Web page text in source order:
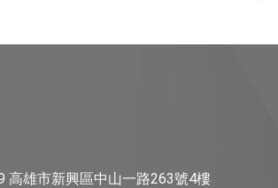
高雄市新興區中山一路263號4樓